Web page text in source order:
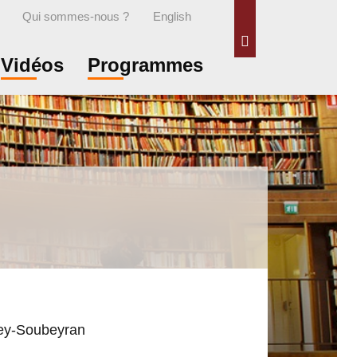
Qui sommes-nous ? English
Vidéos Programmes